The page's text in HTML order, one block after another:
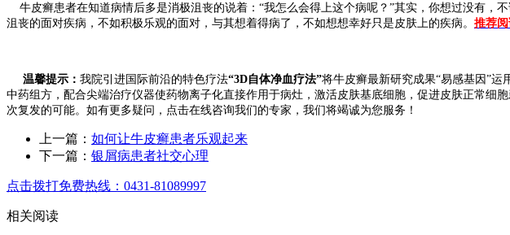
牛皮癣患者在知道病情后多是消极沮丧的说着：“我怎么会得上这个病呢？”其实，你想过没有，
沮丧的面对疾病，不如积极乐观的面对，与其想着得病了，不如想想幸好只是皮肤上的疾病。 推荐
温馨提示： 我院引进国际前沿的特色疗法“3D自体净血疗法”将牛皮癣最新研究成果“易感基因”
中药组方，配合尖端治疗仪器使药物离子化直接作用于病灶，激活皮肤基底细胞，促进皮肤正常
次复发的可能。如有更多疑问，点击在线咨询我们的专家，我们将竭诚为您服务！
上一篇： 如何让牛皮癣患者乐观起来
下一篇： 银屑病患者社交心理
点击拨打免费热线：0431-81089997
相关阅读